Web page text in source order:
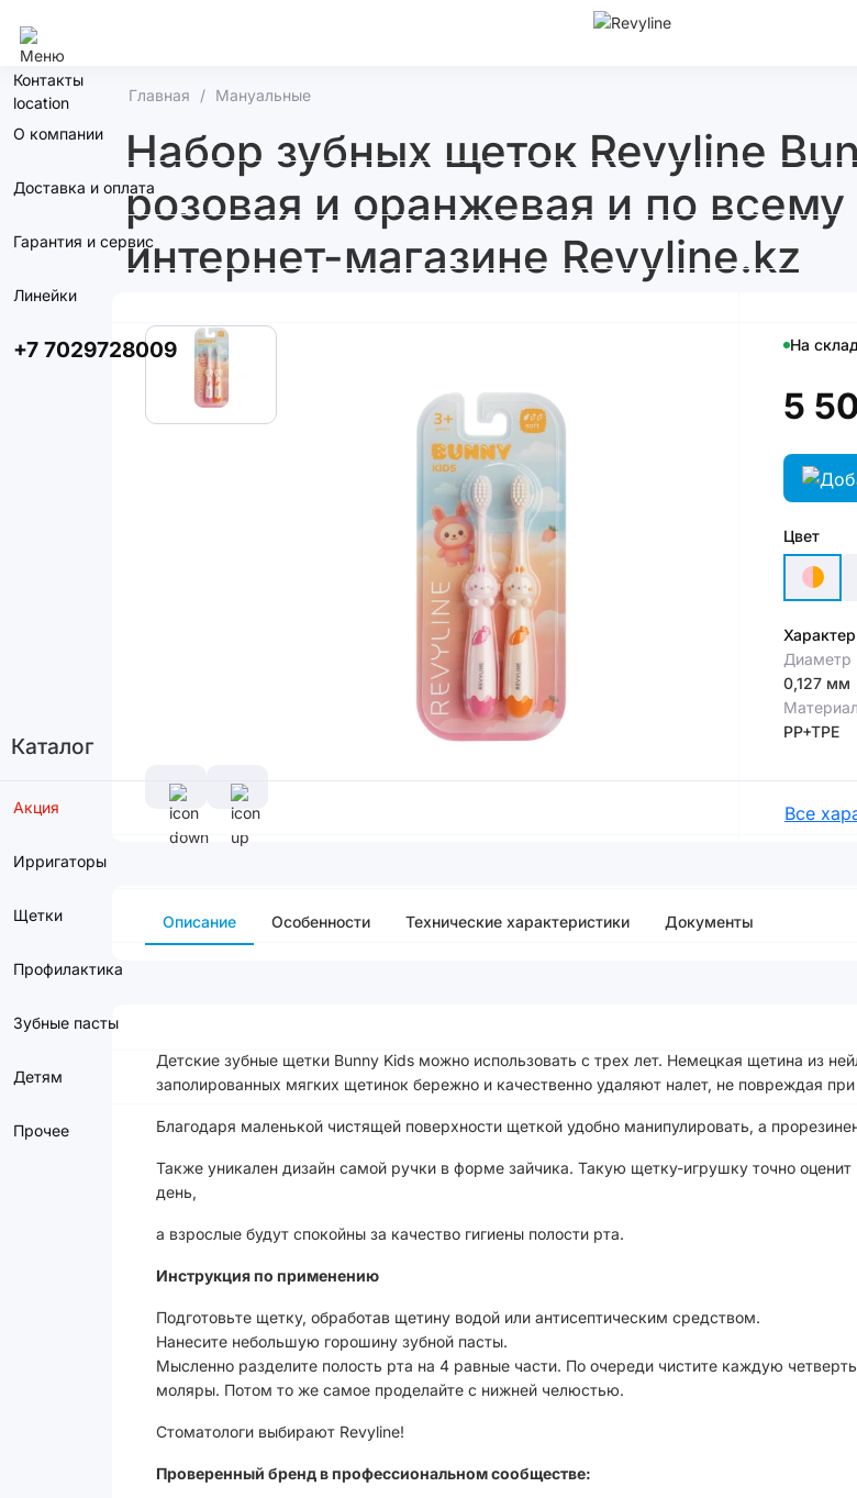
Контакты
О компании
Доставка и оплата
Гарантия и сервис
Линейки
+7 7029728009
Каталог
Акция
Ирригаторы
Щетки
Профилактика
Зубные пасты
Детям
Прочее
Главная Мануальные
Набор зубных щеток Revyline
розовая и оранжевая и по всему
интернет-магазине Revyline.kz
На
5
Цвет
0,127 мм
PP+TPE
Все
Описание Особенности Технические характеристики Документы
Детские зубные щетки Bunny Kids можно использовать с трех лет. Немецкая щетина из
заполированных мягких щетинок бережно и качественно удаляют налет, не повреждая
Благодаря маленькой чистящей поверхности щеткой удобно манипулировать, а
Также уникален дизайн самой ручки в форме зайчика. Такую щетку-игрушку точно
день,
а взрослые будут спокойны за качество гигиены полости рта.
Инструкция по применению
Подготовьте щетку, обработав щетину водой или антисептическим средством.
Нанесите небольшую горошину зубной пасты.
Мысленно разделите полость рта на 4 равные части. По очереди чистите каждую
моляры. Потом то же самое проделайте с нижней челюстью.
Стоматологи выбирают Revyline!
Проверенный бренд в профессиональном сообществе: